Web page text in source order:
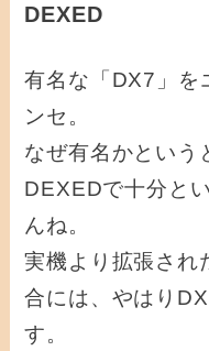
DEXED
有名な「DX7」を
ンセ。
なぜ有名かという
DEXEDで十分と
んね。
実機より拡張され
合には、やはり
す。